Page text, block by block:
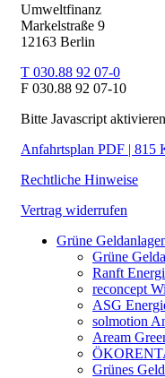
Umweltfinanz
Markelstraße 9
12163 Berlin
T 030.88 92 07-0
F 030.88 92 07-10
Bitte Javascript
Anfahrtsplan PDF | 815
Rechtliche Hinweise
Vertrag widerrufen
Grüne
Grüne
Ranft
reconcept
ASG
solmotion
Aream
Grünes Geld